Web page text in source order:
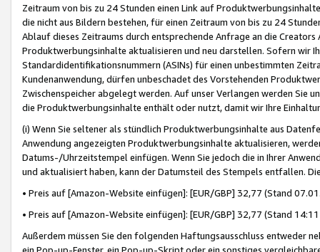
Zeitraum von bis zu 24 Stunden einen Link auf
die nicht aus Bildern bestehen, für einen Zeitraum von bis zu 24
Ablauf dieses Zeitraums durch entsprechende Anfrage an die
Produktwerbungsinhalte aktualisieren und neu darstellen. Sofern wir
Standardidentifikationsnummern (ASINs) für einen unbestimmten
Kundenanwendung, dürfen unbeschadet des Vorstehenden
Zwischenspeicher abgelegt werden. Auf unser Verlangen werden Sie
die Produktwerbungsinhalte enthält oder nutzt, damit wir Ihre
(i) Wenn Sie seltener als stündlich Produktwerbungsinhalte aus
Anwendung angezeigten Produktwerbungsinhalte aktualisieren,
Datums-/Uhrzeitstempel einfügen. Wenn Sie jedoch die in Ihrer
und aktualisiert haben, kann der Datumsteil des Stempels entfallen.
• Preis auf [Amazon-Website einfügen]: [EUR/GBP] 32,77 (Stand
• Preis auf [Amazon-Website einfügen]: [EUR/GBP] 32,77 (Stand
Außerdem müssen Sie den folgenden Haftungsausschluss entweder
ein Pop-up-Fenster, ein Pop-up-Skript oder ein sonstiges